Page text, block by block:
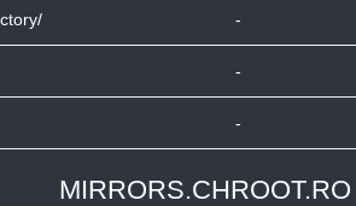
-
-
-
MIRRORS.CHROOT.RO